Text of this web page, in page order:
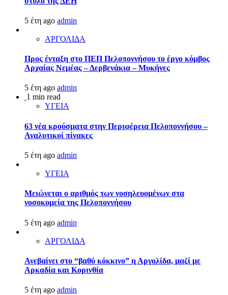
5 έτη ago admin
ΑΡΓΟΛΙΔΑ
Προς ένταξη στο ΠΕΠ Πελοποννήσου το έργο κόμβος
Αρχαίας Νεμέας – Δερβενάκια – Μυκήνες
5 έτη ago admin
1 min read
ΥΓΕΙΑ
63 νέα κρούσματα στην Περιφέρεια Πελοποννήσου –
Αναλυτικοί πίνακες
5 έτη ago admin
ΥΓΕΙΑ
Μειώνεται ο αριθμός των νοσηλευομένων στα
νοσοκομεία της Πελοποννήσου
5 έτη ago admin
ΑΡΓΟΛΙΔΑ
Ανεβαίνει στο “βαθύ κόκκινο” η Αργολίδα, μαζί με
Αρκαδία και Κορινθία
5 έτη ago admin